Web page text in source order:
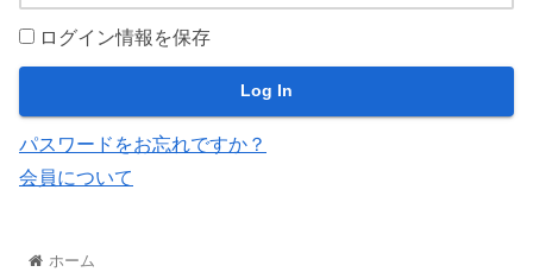
ログイン情報を保存
パスワードをお忘れですか？
会員について
ホーム